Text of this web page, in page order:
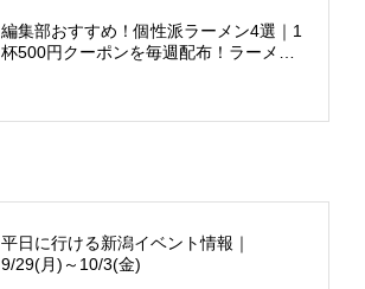
編集部おすすめ！個性派ラーメン4選｜1
杯500円クーポンを毎週配布！ラーメン
平日に行ける新潟イベント情報｜
9/29(月)～10/3(金)